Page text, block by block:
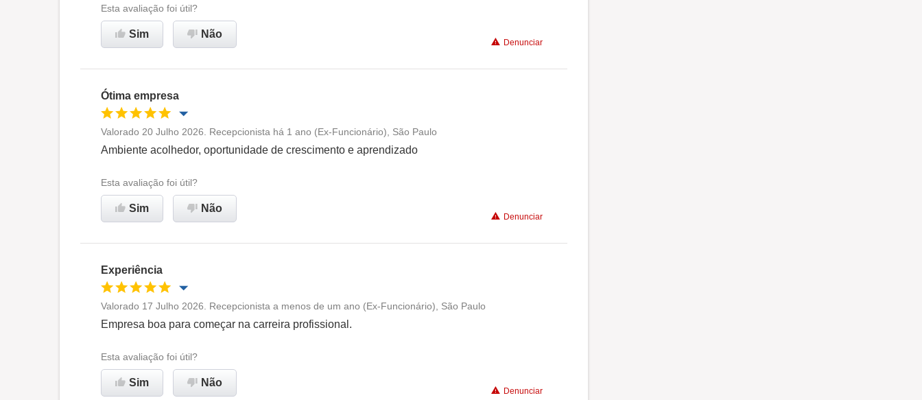
Ambiente de trabalho
Recomenda esta empresa
Esta avaliação foi útil?
Sim Não
Denunciar
Ótima empresa
Oportunidade de promoção
Ambiente de trabalho
Conciliação com a vida familiar
Recomenda esta empresa
Valorado 20 Julho 2026. Recepcionista há 1 ano (Ex-Funcionário), São Paulo
Ambiente acolhedor, oportunidade de crescimento e aprendizado
Esta avaliação foi útil?
Sim Não
Denunciar
Experiência
Oportunidade de promoção
Ambiente de trabalho
Conciliação com a vida familiar
Recomenda esta empresa
Valorado 17 Julho 2026. Recepcionista a menos de um ano (Ex-Funcionário), São Paulo
Empresa boa para começar na carreira profissional.
Esta avaliação foi útil?
Sim Não
Denunciar